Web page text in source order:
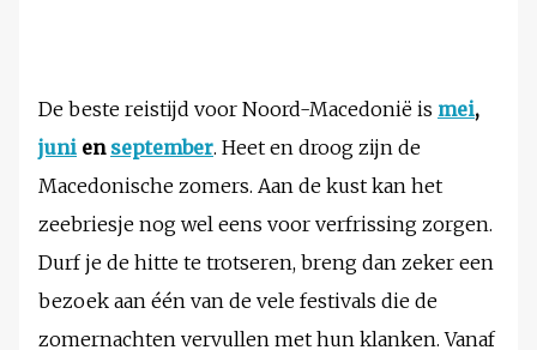
De beste reistijd voor Noord-Macedonië is mei,
juni en september. Heet en droog zijn de
Macedonische zomers. Aan de kust kan het
zeebriesje nog wel eens voor verfrissing zorgen.
Durf je de hitte te trotseren, breng dan zeker een
bezoek aan één van de vele festivals die de
zomernachten vervullen met hun klanken. Vanaf